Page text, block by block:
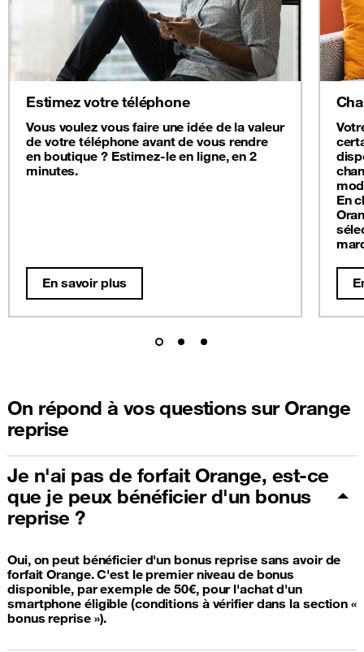
Estimez votre téléphone
Vous voulez vous faire une idée de la valeur
de votre téléphone avant de vous rendre
en boutique ? Estimez-le en ligne, en 2
minutes.
En savoir plus
En
On répond à vos questions sur Orange
reprise
Je n'ai pas de forfait Orange, est-ce
que je peux bénéficier d'un bonus
reprise ?
Oui, on peut bénéficier d'un bonus reprise sans avoir de
forfait Orange. C'est le premier niveau de bonus
disponible, par exemple de 50€, pour l'achat d'un
smartphone éligible (conditions à vérifier dans la section «
bonus reprise »).